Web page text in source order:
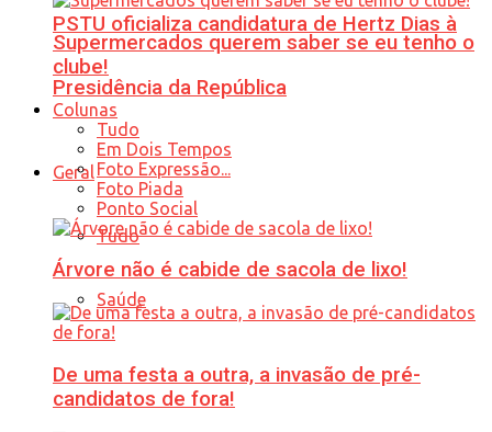
PSTU oficializa candidatura de Hertz Dias à
Presidência da República
Geral
Tudo
Saúde
Supermercados querem saber se eu tenho o
clube!
Colunas
Tudo
Em Dois Tempos
Foto Expressão...
Foto Piada
Ponto Social
Árvore não é cabide de sacola de lixo!
De uma festa a outra, a invasão de pré-
candidatos de fora!